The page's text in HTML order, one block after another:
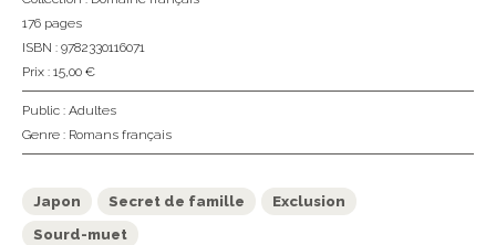
176 pages
ISBN : 9782330116071
Prix : 15,00 €
Public : Adultes
Genre : Romans français
Japon Secret de famille
Exclusion
Sourd-muet